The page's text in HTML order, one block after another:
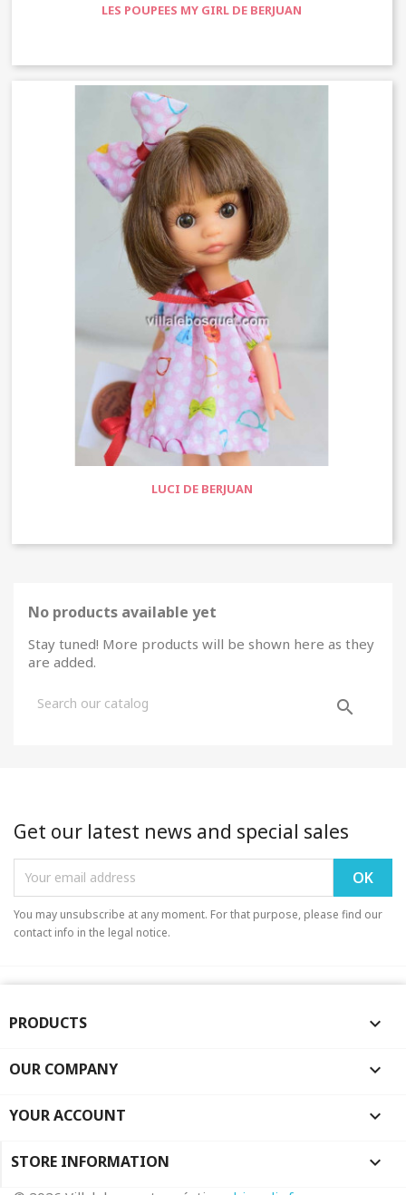
LES POUPEES MY GIRL DE BERJUAN
LUCI DE BERJUAN
No products available yet
Stay tuned! More products will be shown here as they
are added.
search
Get our latest news and special sales
You may unsubscribe at any moment. For that purpose, please find our
contact info in the legal notice.
PRODUCTS 
OUR COMPANY 
YOUR ACCOUNT 
STORE INFORMATION keyboard_arrow_down